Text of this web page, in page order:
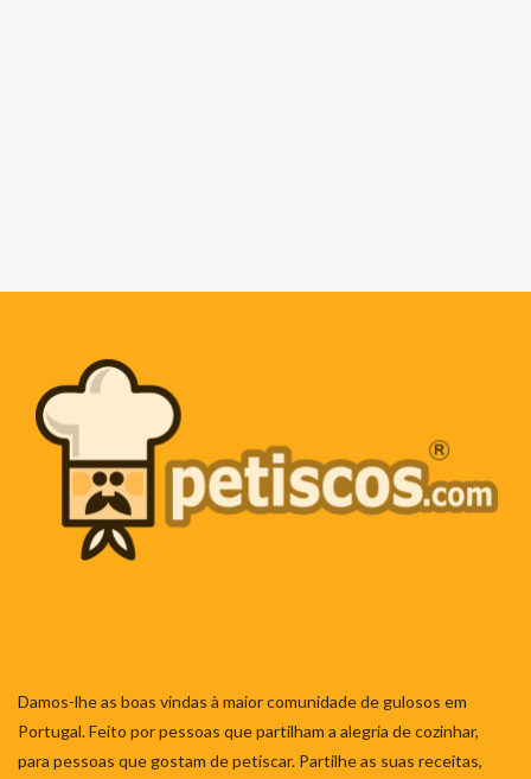
Damos-lhe as boas vindas à maior comunidade de gulosos em
Portugal. Feito por pessoas que partilham a alegria de cozinhar,
para pessoas que gostam de petiscar. Partilhe as suas receitas,